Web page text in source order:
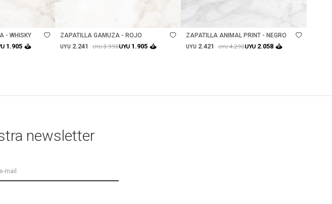
- WHISKY
1.905
ZAPATILLA GAMUZA - ROJO
UYU 2.241 UYU3.990UYU 1.905
ZAPATILLA ANIMAL PRINT - NEGRO
UYU 2.421 UYU4.290UYU 2.058
newsletter